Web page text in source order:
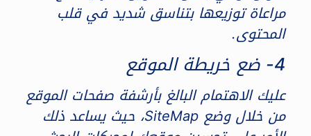
مراعاة توزيعها بتناسق شديد في قلب
المحتوى.
4- ضع خريطة الموقع
عليك الاهتمام البالغ بأرشفة صفحات الموقع
من خلال وضع SiteMap، حيث يساعد ذلك